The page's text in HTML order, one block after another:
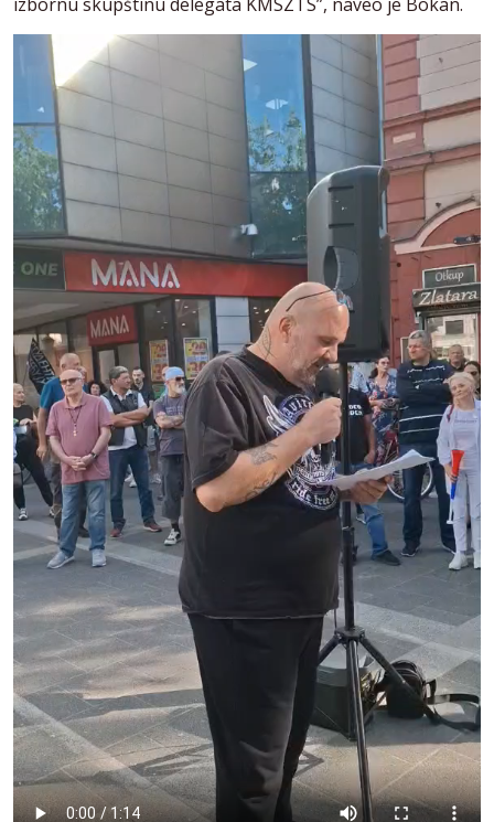
izbornu skupštinu delegata KMSZTS”, naveo je Bokan.